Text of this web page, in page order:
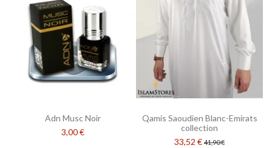
Adn Musc Noir
3,00 €
Qamis Saoudien Blanc-Emirats
collection
33,52 € 41,90 €